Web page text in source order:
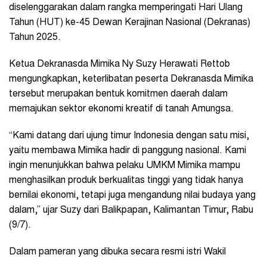
diselenggarakan dalam rangka memperingati Hari Ulang
Tahun (HUT) ke-45 Dewan Kerajinan Nasional (Dekranas)
Tahun 2025.
Ketua Dekranasda Mimika Ny Suzy Herawati Rettob
mengungkapkan, keterlibatan peserta Dekranasda Mimika
tersebut merupakan bentuk komitmen daerah dalam
memajukan sektor ekonomi kreatif di tanah Amungsa.
“Kami datang dari ujung timur Indonesia dengan satu misi,
yaitu membawa Mimika hadir di panggung nasional. Kami
ingin menunjukkan bahwa pelaku UMKM Mimika mampu
menghasilkan produk berkualitas tinggi yang tidak hanya
bernilai ekonomi, tetapi juga mengandung nilai budaya yang
dalam,” ujar Suzy dari Balikpapan, Kalimantan Timur, Rabu
(9/7).
Dalam pameran yang dibuka secara resmi istri Wakil